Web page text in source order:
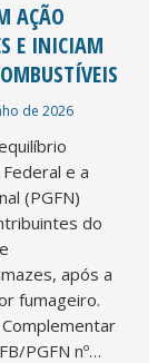
AÇÃO
E INICIAM
de 2026
e a
(PGFN)
do
após a
fumageiro.
PGFN nº…